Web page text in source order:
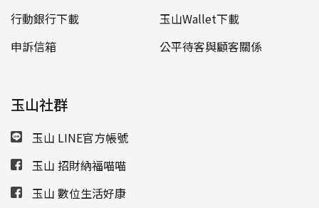
行動銀行下載
玉山Wallet下載
申訴信箱
公平待客與顧客關係
玉山社群
玉山 LINE官方帳號
玉山 招財納福喵喵
玉山 數位生活好康